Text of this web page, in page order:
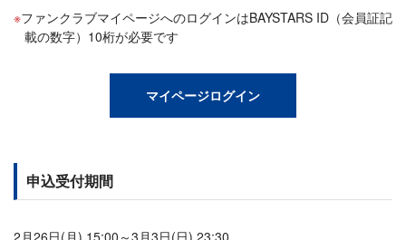
ファンクラブマイページへのログインはBAYSTARS ID（会員証記
載の数字）10桁が必要です
マイページログイン
申込受付期間